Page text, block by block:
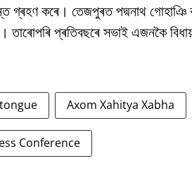
গ্ৰহণ কৰে। তেজপুৰত পদ্মনাথ
তাৰোপৰি প্ৰতিবছৰে সভাই এজনকৈ
Axom Xahitya Xabha
Conference